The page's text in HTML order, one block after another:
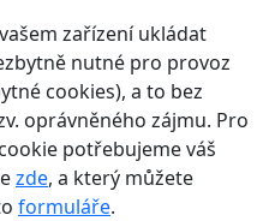
zařízení ukládat
nutné pro provoz
cookies), a to bez
oprávněného zájmu. Pro
potřebujeme váš
zde, a který můžete
formuláře.